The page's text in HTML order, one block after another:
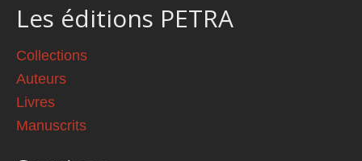
Les éditions PETRA
Collections
Auteurs
Livres
Manuscrits